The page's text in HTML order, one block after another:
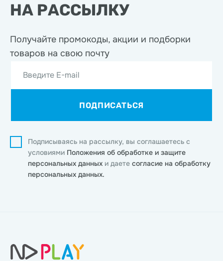
НА РАССЫЛКУ
Получайте промокоды, акции и подборки
товаров на свою почту
Введите E-mail
ПОДПИСАТЬСЯ
Подписываясь на рассылку, вы соглашаетесь с
условиями Положения об обработке и защите
персональных данных и даете согласие на обработку
персональных данных.